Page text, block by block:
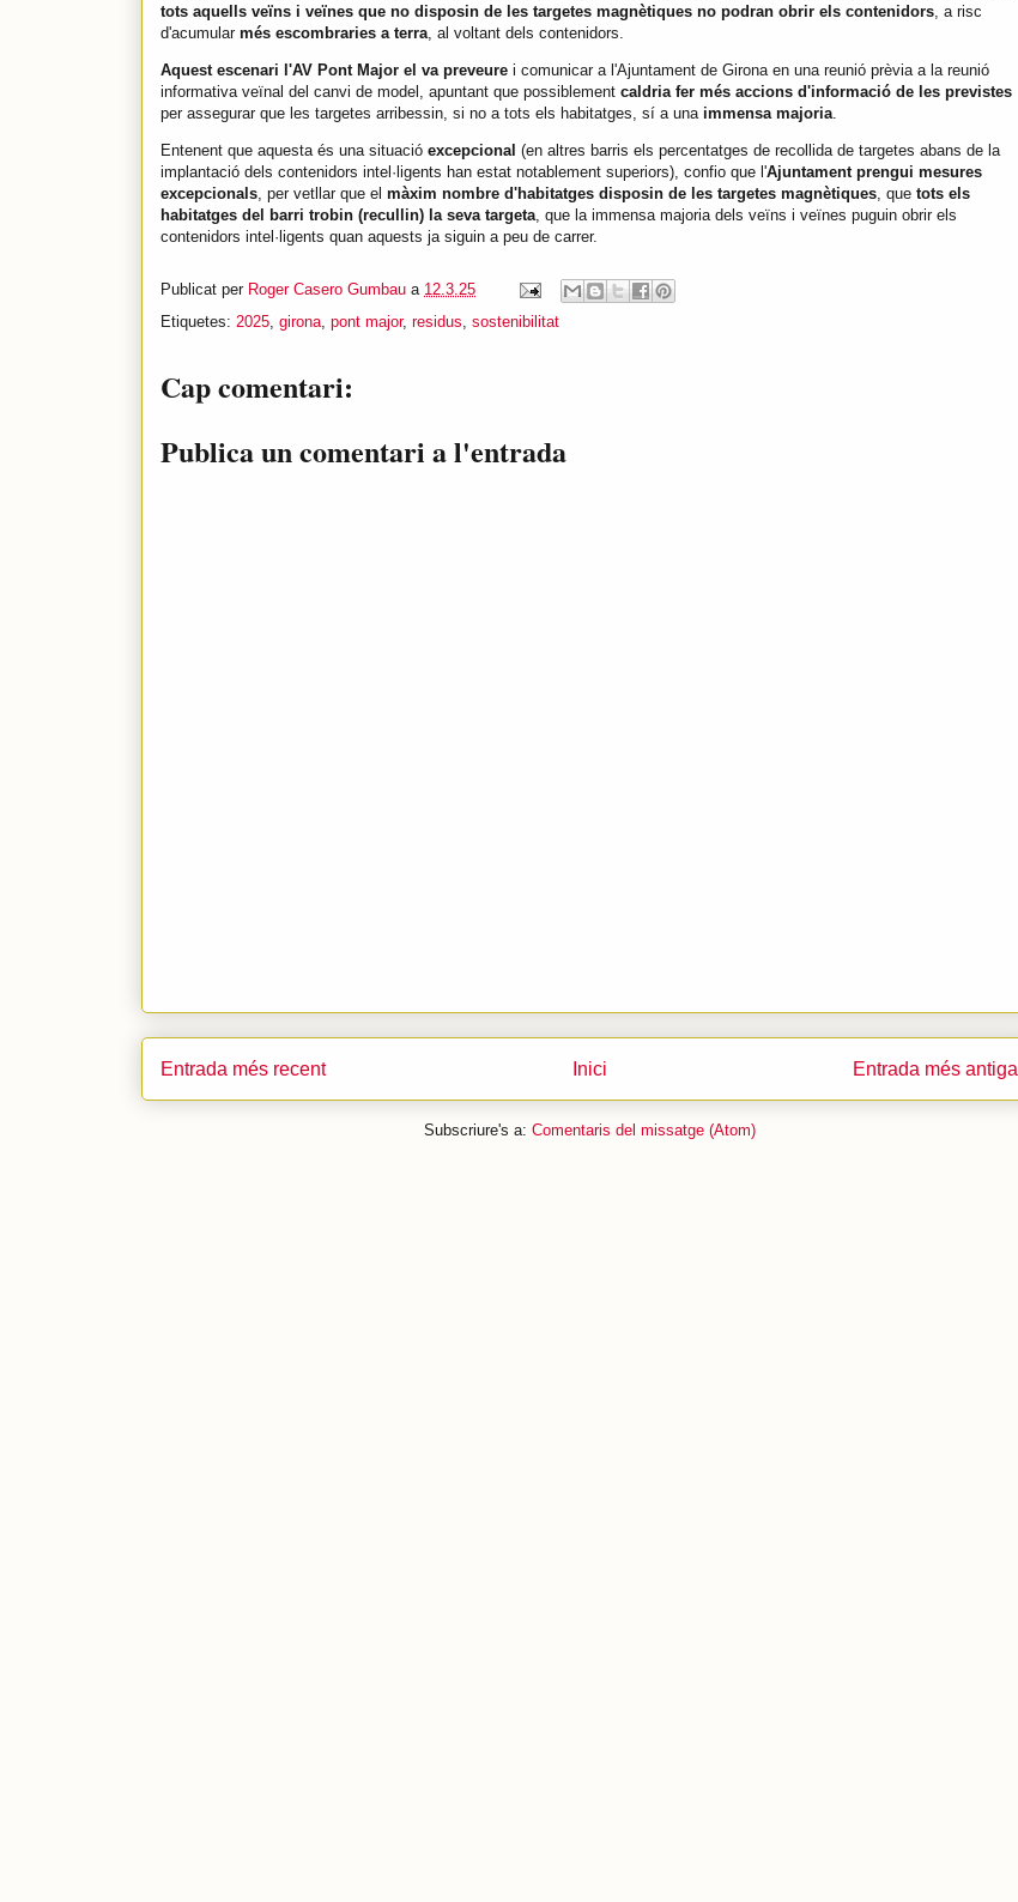
tots aquells veïns i veïnes que no disposin de les targetes magnètiques no podran obrir els contenidors , a risc
d'acumularmés escombraries a terra , al voltant dels contenidors.
Aquest escenari l'AV Pont Major el va preveure i comunicar a l'Ajuntament de Girona en una reunió prèvia a la reunió
informativa veïnal del canvi de model, apuntant que possiblement caldria fer més accions d'informació de les previstes
per assegurar que les targetes arribessin, si no a tots els habitatges, sí a una immensa majoria
Entenent que aquesta és una situació excepcional (en altres barris els percentatges de recollida de targetes abans de la
implantació dels contenidors intel·ligents han estat notablement superiors), confio que l'Ajuntament prengui mesures
excepcionals , per vetllar que el màxim nombre d'habitatges disposin de les targetes magnètiques , que tots els
habitatges del barri trobin (recullin) la seva targeta , que la immensa majoria dels veïns i veïnes puguin obrir els
contenidors intel·ligents quan aquests ja siguin a peu de carrer.
Publicat per Roger Casero Gumbau a 12.3.25
Etiquetes: 2025 girona pont major, residus sostenibilitat
Cap comentari:
Publica un comentari a l'entrada
Entrada més recent Entrada més antiga
Inici
Subscriure's a: Comentaris del missatge (Atom)